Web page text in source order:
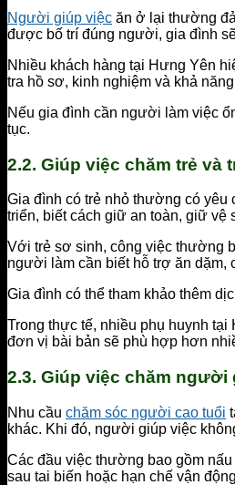
Người giúp việc ăn ở lại thường
được bố trí đúng người, gia đình
Nhiều khách hàng tại Hưng Yên
tra hồ sơ, kinh nghiệm và khả
Nếu gia đình cần người làm việc
tục.
2.2. Giúp việc chăm trẻ và
Gia đình có trẻ nhỏ thường có
triển, biết cách giữ an toàn, giữ vệ
Với trẻ sơ sinh, công việc thường
người làm cần biết hỗ trợ ăn dặm,
Gia đình có thể tham khảo thêm
Trong thực tế, nhiều phụ huynh
đơn vị bài bản sẽ phù hợp hơn
2.3. Giúp việc chăm
Nhu cầu chăm sóc người cao tuổi
khác. Khi đó, người giúp việc
Các đầu việc thường bao gồm
sau tai biến hoặc hạn chế vận